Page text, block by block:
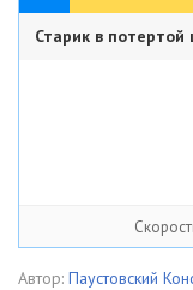
Старик в потертой
Автор: Паустовский